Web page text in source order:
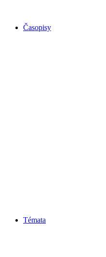
Časopisy
Témata